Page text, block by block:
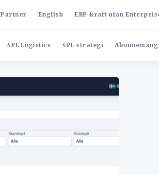
Partner English ERP-kraft utan
4PL Logistics 4PL strategi Abonnemang